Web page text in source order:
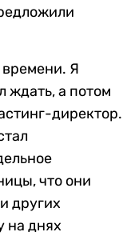
времени. Я
ждать, а потом
директор.
что они
других
на днях